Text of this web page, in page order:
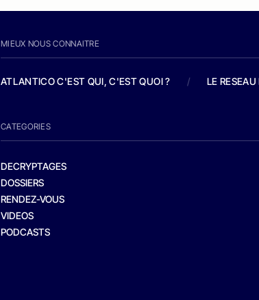
MIEUX NOUS CONNAITRE
ATLANTICO C'EST QUI, C'EST QUOI ? / LE
CATEGORIES
DECRYPTAGES
DOSSIERS
RENDEZ-VOUS
VIDEOS
PODCASTS